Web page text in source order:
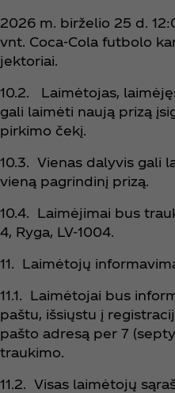
2026 m. birželio 25 d.
vnt. Coca‑Cola futbolo
jektoriai.
10.2. Laimėtojas,
gali laimėti naują prizą
pirkimo čekį.
10.3. Vienas dalyvis gali
vieną pagrindinį prizą.
10.4. Laimėjimai bus
4, Ryga, LV-1004.
11. Laimėtojų
11.1. Laimėtojai bus
paštu, išsiųstu į
pašto adresą per 7
traukimo.
11.2. Visas laimėtojų